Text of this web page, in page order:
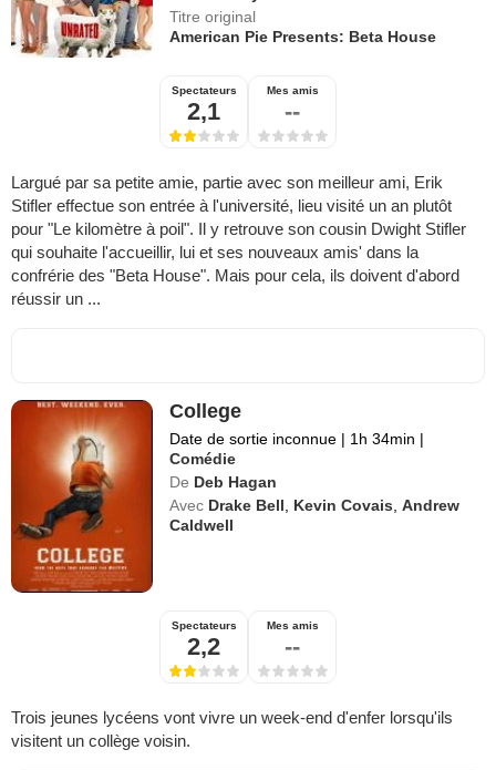
Titre original
American Pie Presents: Beta House
Spectateurs
2,1
Mes amis
--
Largué par sa petite amie, partie avec son meilleur ami, Erik
Stifler effectue son entrée à l'université, lieu visité un an plutôt
pour "Le kilomètre à poil". Il y retrouve son cousin Dwight Stifler
qui souhaite l'accueillir, lui et ses nouveaux amis' dans la
confrérie des "Beta House". Mais pour cela, ils doivent d'abord
réussir un ...
College
Date de sortie inconnue | 1h 34min |
Comédie
De Deb Hagan
Avec Drake Bell, Kevin Covais,Andrew
Caldwell
Spectateurs
2,2
Mes amis
--
Trois jeunes lycéens vont vivre un week-end d'enfer lorsqu'ils
visitent un collège voisin.